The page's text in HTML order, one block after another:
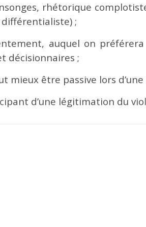
rhétorique
;
auquel on
décisionnaires ;
mieux être passive lors
d’une légitimation du